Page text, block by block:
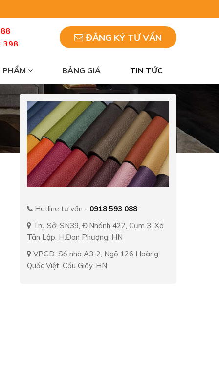
398
ĐĂNG KÝ TƯ VẤN
PHẨM BẢNG GIÁ TIN TỨC
Hotline tư vấn - 0918 593 088
Trụ Sở: SN39, Đ.Nhánh 422, Cụm 3, Xã
Tân Lập, H.Đan Phượng, HN
VPGD: Số nhà A3-2, Ngõ 126 Hoàng
Quốc Việt, Cầu Giấy, HN